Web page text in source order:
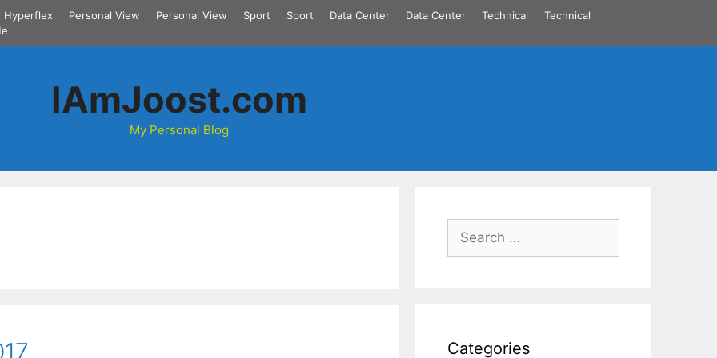
Hyperflex Personal View Personal View Sport Sport Data Center Data Center Technical
Technical
IAmJoost.com
My Personal Blog
Search
for:
Categories